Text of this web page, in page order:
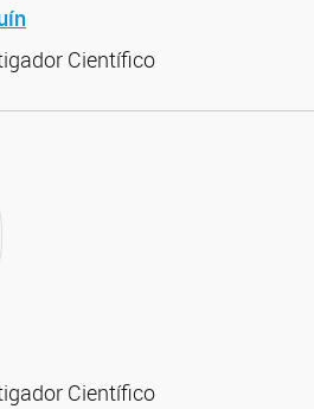
Científico
Científico